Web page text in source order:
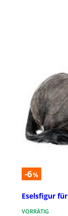
-6%
Eselsfigur
VORRÄTIG